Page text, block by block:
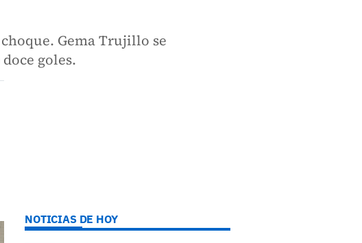
Gema Trujillo se
goles.
NOTICIAS DE HOY